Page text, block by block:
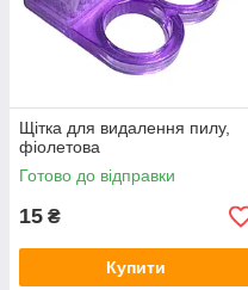
Щітка для видалення пилу,
фіолетова
Готово до відправки
15 ₴
Купити